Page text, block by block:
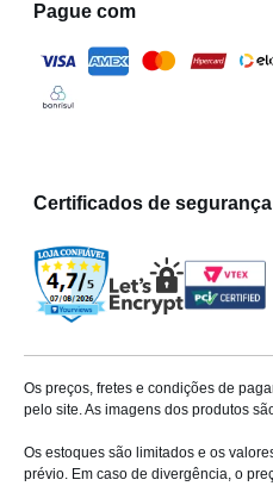
Pague com
Certificados de segurança
Os preços, fretes e condições de
pelo site. As imagens dos produtos
Os estoques são limitados e os
prévio. Em caso de divergência, o